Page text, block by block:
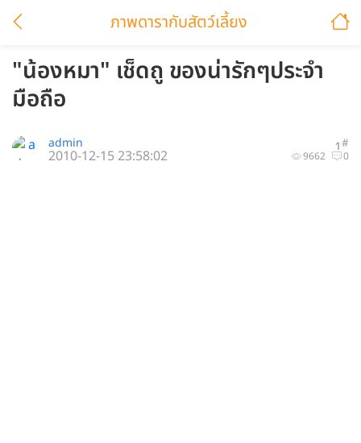
ภาพดารากับสัตว์เลี้ยง
"น้องหมา" เช็ดถู ของน่ารักๆประจำ
มือถือ
1#
admin
9662 0
2010-12-15 23:58:02